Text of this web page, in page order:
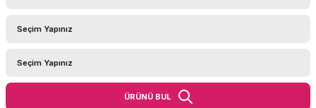
ÜRÜNÜ BUL